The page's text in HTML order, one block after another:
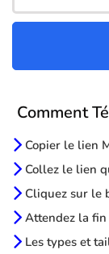
Comment
Copier le lien
Collez le lien
Cliquez sur le
Attendez la fin
Les types et